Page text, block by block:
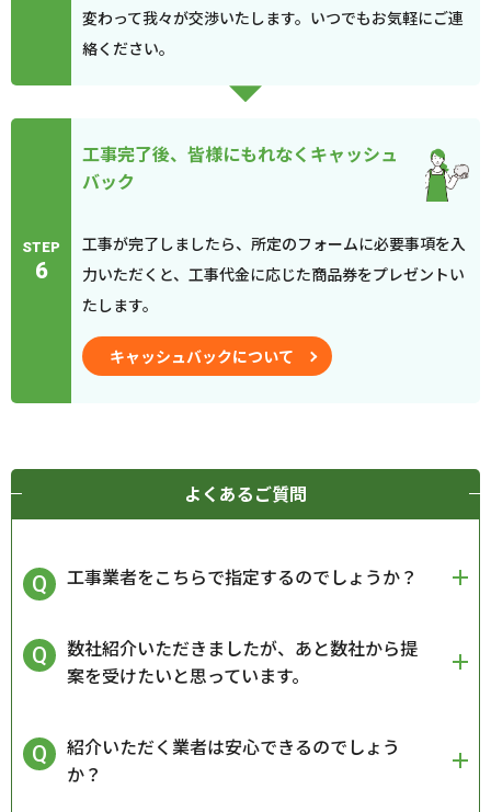
変わって我々が交渉いたします。いつでもお気軽にご連
絡ください。
STEP
6
工事完了後、皆様にもれなくキャッシュ
バック
工事が完了しましたら、所定のフォームに必要事項を入
力いただくと、工事代金に応じた商品券をプレゼントい
たします。
キャッシュバックについて
よくあるご質問
工事業者をこちらで指定するのでしょうか？
数社紹介いただきましたが、あと数社から提
案を受けたいと思っています。
紹介いただく業者は安心できるのでしょう
か？